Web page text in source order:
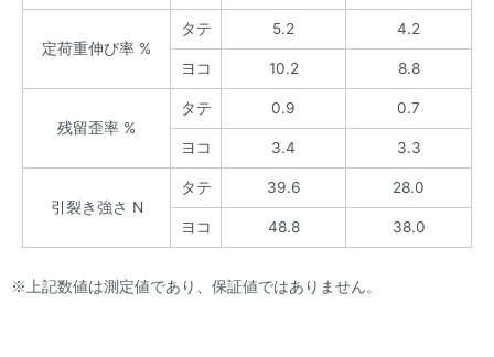
定荷重伸び率 %
タテ 5.2 4.2
ヨコ 10.2 8.8
残留歪率 %
タテ 0.9 0.7
ヨコ 3.4 3.3
引裂き強さ N
タテ 39.6 28.0
ヨコ 48.8 38.0
※上記数値は測定値であり、保証値ではありません。